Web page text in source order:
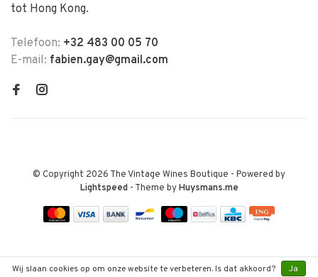
tot Hong Kong.
Telefoon: +32 483 00 05 70
E-mail: fabien.gay@gmail.com
© Copyright 2026 The Vintage Wines Boutique - Powered by
Lightspeed- Theme byHuysmans.me
Wij slaan cookies op om onze website te verbeteren. Is dat akkoord? Ja